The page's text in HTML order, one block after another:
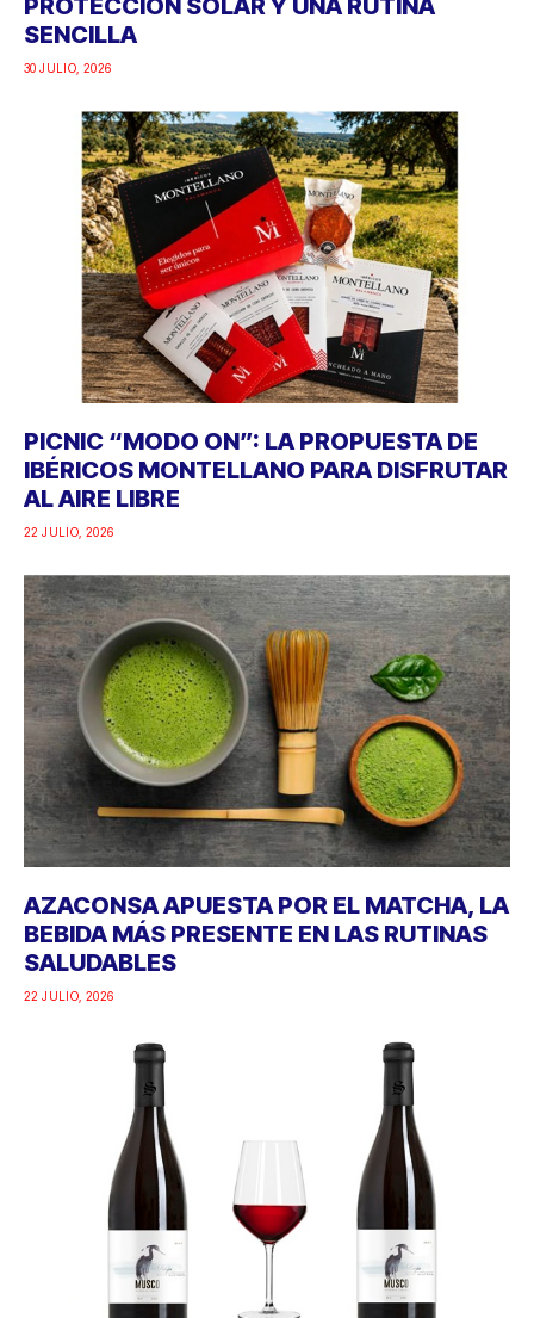
PROTECCIÓN SOLAR Y UNA RUTINA
SENCILLA
30 JULIO, 2026
PICNIC “MODO ON”: LA PROPUESTA DE
IBÉRICOS MONTELLANO PARA DISFRUTAR
AL AIRE LIBRE
22 JULIO, 2026
AZACONSA APUESTA POR EL MATCHA, LA
BEBIDA MÁS PRESENTE EN LAS RUTINAS
SALUDABLES
22 JULIO, 2026